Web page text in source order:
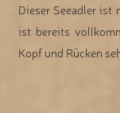
Dieser Seeadler ist
ist bereits
Kopf und Rücken